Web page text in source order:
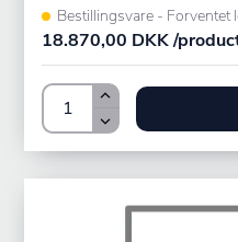
Bestillingsvare - Forventet
18.870,00 DKK /